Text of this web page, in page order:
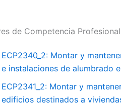
de Competencia Profesional
ECP2340_2: Montar y
e instalaciones de alumbrado
ECP2341_2: Montar y
edificios destinados a